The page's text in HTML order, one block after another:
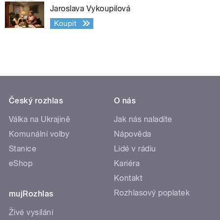
Jaroslava Vykoupilová
Koupit
Český rozhlas
Válka na Ukrajině
Komunální volby
Stanice
eShop
mujRozhlas
Živé vysílání
O nás
Jak nás naladíte
Nápověda
Lidé v rádiu
Kariéra
Kontakt
Rozhlasový poplatek